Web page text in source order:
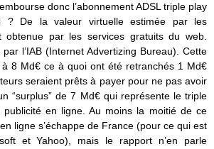
donc l’abonnement ADSL triple play
? De la valeur virtuelle estimée par les
obtenue par les services gratuits du web.
l’IAB (Internet Advertizing Bureau). Cette
8 Md€ ce à quoi ont été retranchés 1 Md€
seraient prêts à payer pour ne pas avoir
“surplus” de 7 Md€ qui représente le triple
en ligne. Au moins la moitié de ce
ligne s’échappe de France (pour ce qui est
et Yahoo), mais le rapport n’en parle